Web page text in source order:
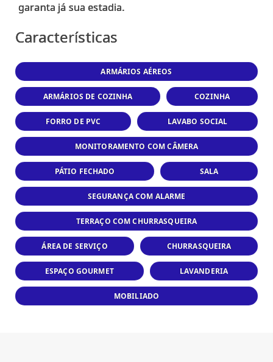
Características
ARMÁRIOS AÉREOS
ARMÁRIOS DE COZINHA COZINHA
FORRO DE PVC LAVABO SOCIAL
MONITORAMENTO COM CÂMERA
PÁTIO FECHADO SALA
SEGURANÇA COM ALARME
TERRAÇO COM CHURRASQUEIRA
ÁREA DE SERVIÇO CHURRASQUEIRA
ESPAÇO GOURMET LAVANDERIA
MOBILIADO